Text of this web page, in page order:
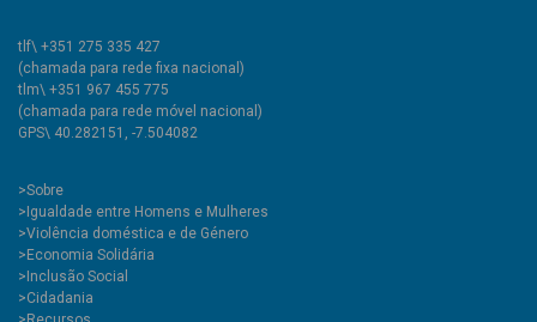
tlf\ +351 275 335 427
(chamada para rede fixa nacional)
tlm\ +351 967 455 775
(chamada para rede móvel nacional)
GPS\ 40.282151, -7.504082
>Sobre
>Igualdade entre Homens e Mulheres
>Violência doméstica e de Género
>Economia Solidária
>Inclusão Social
>Cidadania